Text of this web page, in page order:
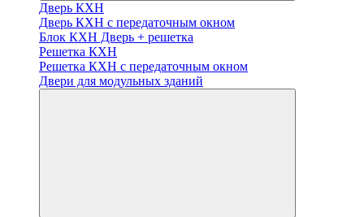
Дверь КХН
Дверь КХН с передаточным окном
Блок КХН Дверь + решетка
Решетка КХН
Решетка КХН с передаточным окном
Двери для модульных зданий